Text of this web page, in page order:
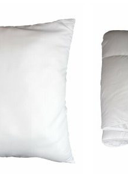
de votre famille
en bois massif
massif de pin avec
un soutien
les adultes. Pour
seulement un
moins de 6 ans.